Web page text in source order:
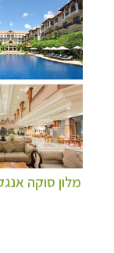
מלון סוקה